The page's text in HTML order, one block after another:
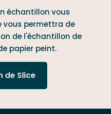
échantillon vous
vous permettra de
de l'échantillon de
papier peint.
de Slice